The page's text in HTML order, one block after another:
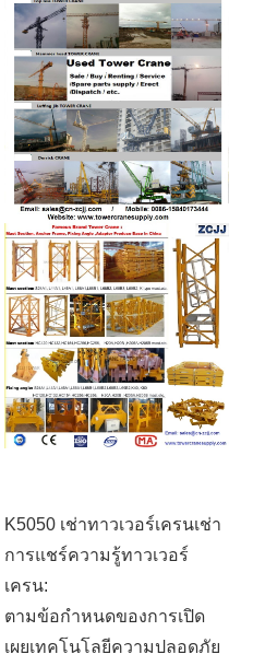
K5050 เช่าทาวเวอร์เครนเช่า
การแชร์ความรู้ทาวเวอร์
เครน:
ตามข้อกำหนดของการเปิด
เผยเทคโนโลยีความปลอดภัย